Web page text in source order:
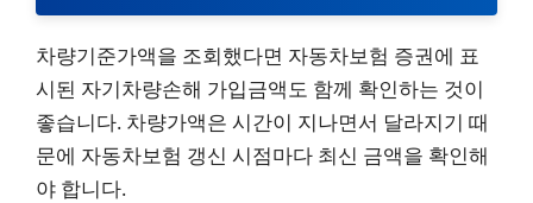
차량기준가액을 조회했다면 자동차보험 증권에 표
시된 자기차량손해 가입금액도 함께 확인하는 것이
좋습니다. 차량가액은 시간이 지나면서 달라지기 때
문에 자동차보험 갱신 시점마다 최신 금액을 확인해
야 합니다.